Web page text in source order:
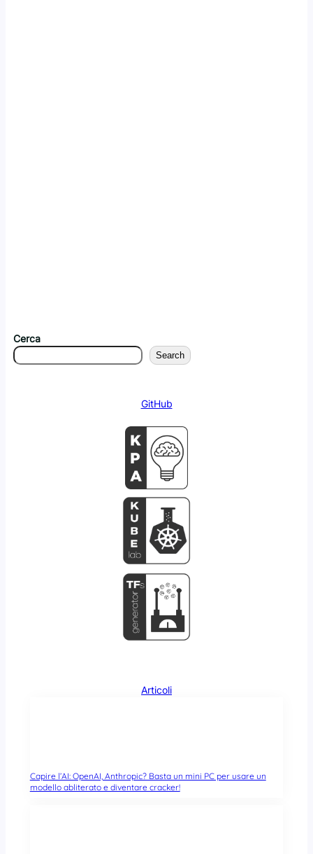
Cerca
Search
GitHub
Articoli
Capire l’AI: OpenAI, Anthropic? Basta un mini PC per usare un
modello abliterato e diventare cracker!